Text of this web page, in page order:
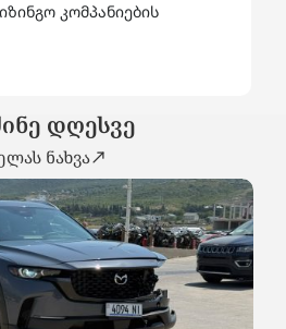
კომპანიების
დღესვე
ნახვა